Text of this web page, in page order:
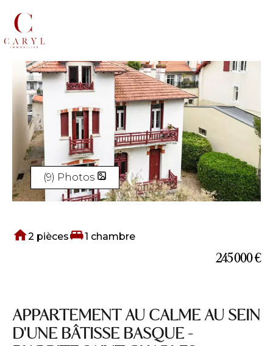
(9) Photos
2 pièces 1 chambre
APPARTEMENT AU CALME AU SEIN
D'UNE BÂTISSE BASQUE -
245 000 €